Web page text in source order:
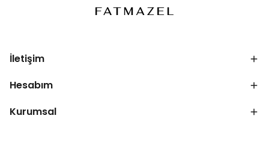
İletişim
Hesabım
Kurumsal